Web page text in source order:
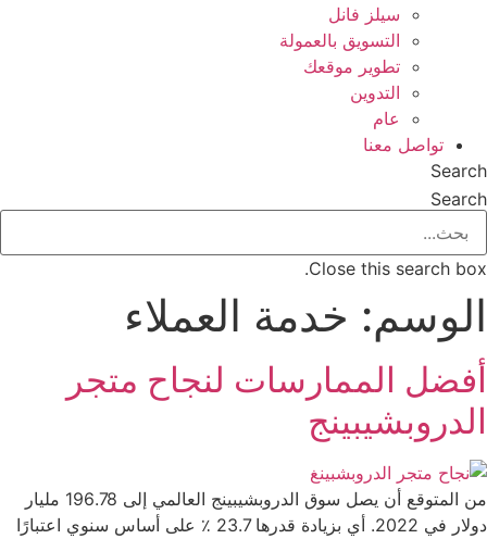
سيلز فانل
التسويق بالعمولة
تطوير موقعك
التدوين
عام
تواصل معنا
Search
Search
Close this search box.
الوسم: خدمة العملاء
أفضل الممارسات لنجاح متجر
الدروبشيبينج
من المتوقع أن يصل سوق الدروبشيبينج العالمي إلى 196.78 مليار
دولار في 2022. أي بزيادة قدرها 23.7 ٪ على أساس سنوي اعتبارًا